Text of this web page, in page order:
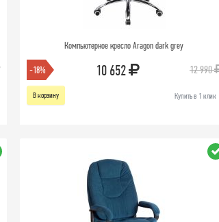
Компьютерное кресло Aragon dark grey
-18% 10 652 12 990
В корзину Купить в 1 клик